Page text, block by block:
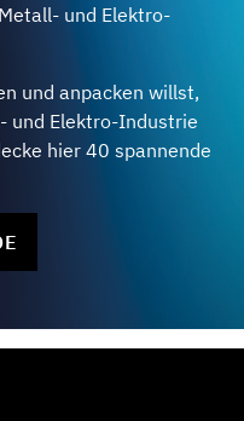
und Elektro-
und anpacken willst,
und Elektro-Industrie
hier 40 spannende